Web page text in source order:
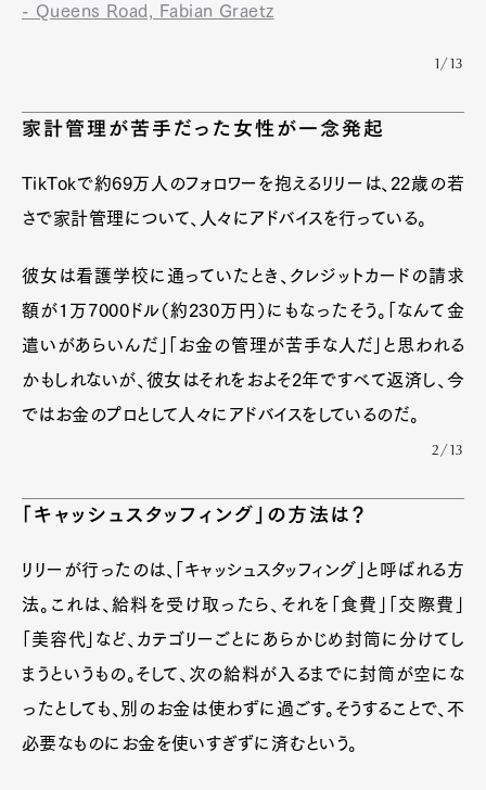
- Queens Road, Fabian Graetz
1/13
家計管理が苦手だった女性が一念発起
TikTokで約69万人のフォロワーを抱えるリリーは、22歳の若
さで家計管理について、人々にアドバイスを行っている。
彼女は看護学校に通っていたとき、クレジットカードの請求
額が1万7000ドル（約230万円）にもなったそう。「なんて金
遣いがあらいんだ」「お金の管理が苦手な人だ」と思われる
かもしれないが、彼女はそれをおよそ2年ですべて返済し、今
ではお金のプロとして人々にアドバイスをしているのだ。
2/13
「キャッシュスタッフィング」の方法は？
リリーが行ったのは、「キャッシュスタッフィング」と呼ばれる方
法。これは、給料を受け取ったら、それを「食費」「交際費」
「美容代」など、カテゴリーごとにあらかじめ封筒に分けてし
まうというもの。そして、次の給料が入るまでに封筒が空にな
ったとしても、別のお金は使わずに過ごす。そうすることで、不
必要なものにお金を使いすぎずに済むという。